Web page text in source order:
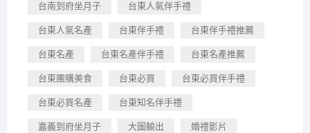
台南到府坐月子 台東人氣伴手禮
台東人氣名產 台東伴手禮 台東伴手禮推薦
台東名產 台東名產伴手禮 台東名產推薦
台東團購美食 台東必買 台東必買伴手禮
台東必買名產 台東知名伴手禮
嘉義到府坐月子 大圖輸出 婚禮影片